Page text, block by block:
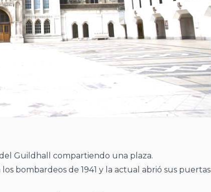
Guildhall compartiendo una plaza.
los bombardeos de 1941 y la actual abrió sus puertas